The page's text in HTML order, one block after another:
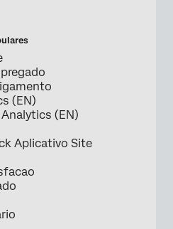
(EN)
(EN)
Aplicativo Site